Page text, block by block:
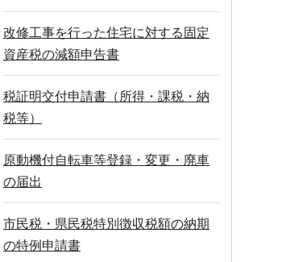
改修工事を行った住宅に対する固定
資産税の減額申告書
税証明交付申請書（所得・課税・納
税等）
原動機付自転車等登録・変更・廃車
の届出
市民税・県民税特別徴収税額の納期
の特例申請書